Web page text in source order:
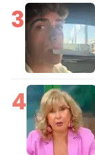
3
4